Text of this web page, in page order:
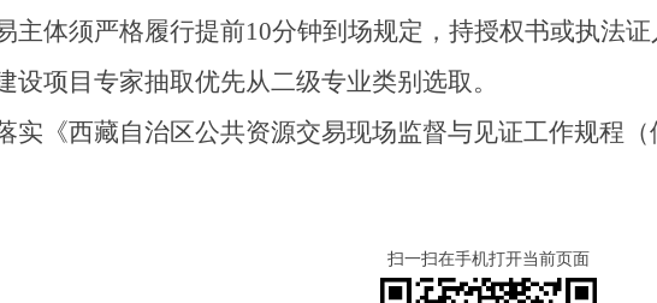
主体须严格履行提前10分钟到场规定，持授权书或执法证
设项目专家抽取优先从二级专业类别选取。
实《西藏自治区公共资源交易现场监督与见证工作规程（
扫一扫在手机打开当前页面